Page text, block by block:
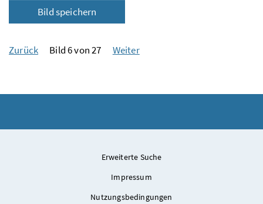
Bild speichern
Zurück Bild 6 von 27 Weiter
Erweiterte Suche
Impressum
Nutzungsbedingungen